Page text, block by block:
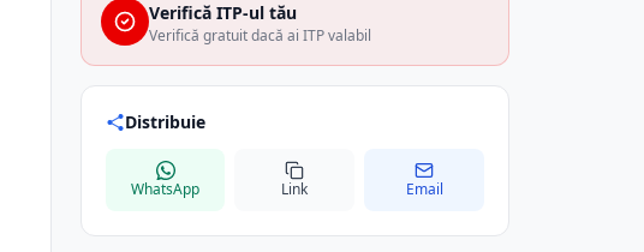
Verifică ITP-ul tău
Verifică gratuit dacă ai ITP valabil
Distribuie
WhatsApp Link Email